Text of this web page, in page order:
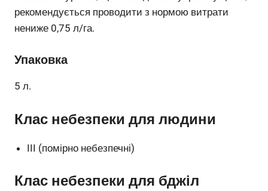
рекомендується проводити з нормою витрати
нениже 0,75 л/га.
Упаковка
5 л.
Клас небезпеки для людини
III (помірно небезпечні)
Клас небезпеки для бджіл